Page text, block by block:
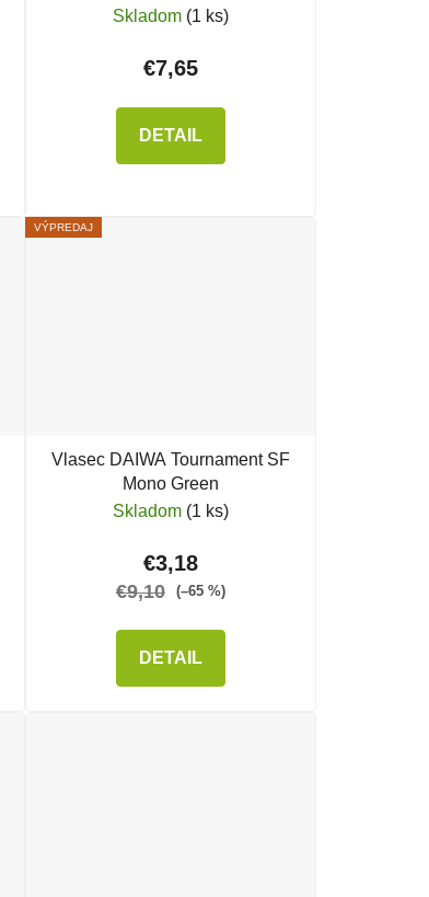
Skladom (1 ks)
€7,65
DETAIL
VÝPREDAJ
Vlasec DAIWA Tournament SF
Mono Green
Skladom (1 ks)
€3,18
€9,10 (–65 %)
DETAIL